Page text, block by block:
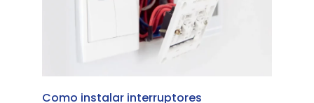
Como instalar interruptores